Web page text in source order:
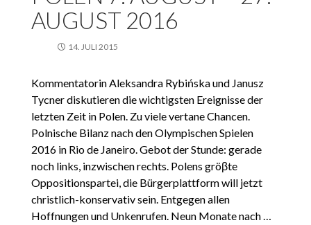
AUGUST 2016
14. JULI 2015
Kommentatorin Aleksandra Rybińska und Janusz
Tycner diskutieren die wichtigsten Ereignisse der
letzten Zeit in Polen. Zu viele vertane Chancen.
Polnische Bilanz nach den Olympischen Spielen
2016 in Rio de Janeiro. Gebot der Stunde: gerade
noch links, inzwischen rechts. Polens gröβte
Oppositionspartei, die Bürgerplattform will jetzt
christlich-konservativ sein. Entgegen allen
Hoffnungen und Unkenrufen. Neun Monate nach …